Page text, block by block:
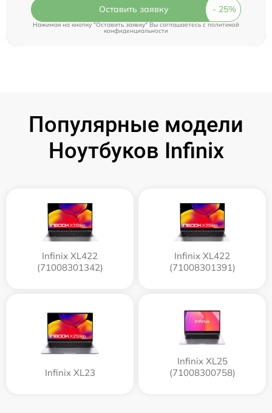
Оставить заявку
Нажимая на кнопку "Оставить заявку" Вы соглашаетесь c политикой
конфиденциальности
Популярные модели
Ноутбуков Infinix
Infinix XL422
(71008301342)
Infinix XL422
(71008301391)
Infinix XL23
Infinix XL25
(71008300758)